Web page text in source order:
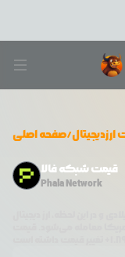
صفحه اصلی/ارزدیجیتال
قیمت شبکه فالا
Phala Network